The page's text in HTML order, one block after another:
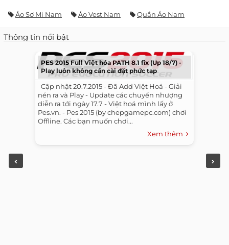
Áo Sơ Mi Nam Áo Vest Nam Quần Áo Nam
Thông tin nổi bật
PES 2015 Full Việt hóa PATH 8.1 fix (Up 18/7) -
Play luôn không cần cài đặt phức tạp
​ ​ Cập nhật 20.7.2015 - Đã Add Việt Hoá - Giải
nén ra và Play - Update các chuyển nhượng
diễn ra tới ngày 17.7 - Việt hoá mình lấy ở
Pes.vn. - Pes 2015 (by chepgamepc.com) chơi
Offline. Các bạn muốn chơi...
Xem thêm